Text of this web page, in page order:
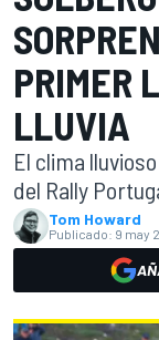
PRIMER
LLUVIA
El clima
del Rally
Tom Howard
Publicado: 9 may